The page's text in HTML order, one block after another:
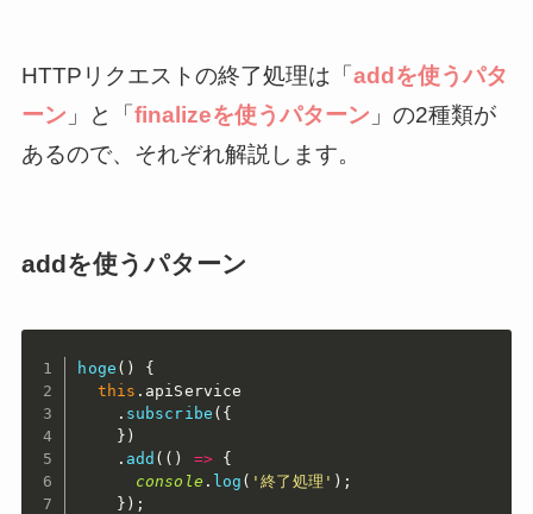
HTTPリクエストの終了処理は「addを使うパタ
ーン 」と「finalizeを使うパターン 」の2種類が
あるので、それぞれ解説します。
addを使うパターン
hoge ( )
{
this . apiService
. subscribe ( {
} )
. add ( ( ) =>
{
console . log ( '終了処理' ) ;
} ) ;